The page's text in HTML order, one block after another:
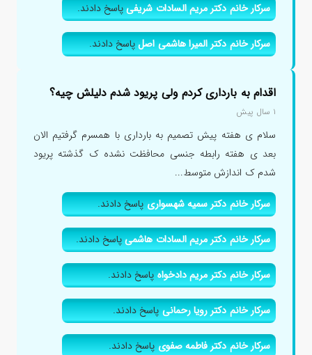
سرکار خانم دکتر مریم السادات شریفیپاسخ دادند.
سرکار خانم دکتر المیرا هاشمی اصلپاسخ دادند.
اقدام به بارداری کردم ولی پریود شدم دلیلش چیه؟
۱ سال پیش
سلام ی هفته پیش تصمیم به بارداری با همسرم گرفتیم الان
بعد ی هفته رابطه جنسی محافظت نشده ک گذشته پریود
شدم ک اندازش متوسط...
سرکار خانم دکتر سمیه شهسواریپاسخ دادند.
سرکار خانم دکتر مریم السادات هاشمیپاسخ دادند.
سرکار خانم دکتر مریم دادخواهپاسخ دادند.
سرکار خانم دکتر رویا رحمانیپاسخ دادند.
سرکار خانم دکتر فاطمه صفویپاسخ دادند.